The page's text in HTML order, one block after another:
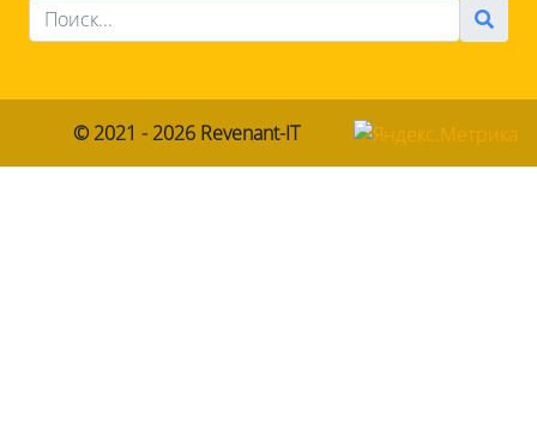
© 2021 - 2026 Revenant-IT